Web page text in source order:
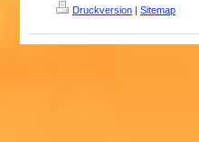
Druckversion | Sitemap